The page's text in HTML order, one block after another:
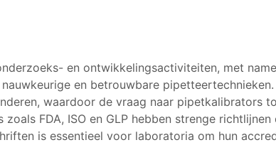
en ontwikkelingsactiviteiten, met
en betrouwbare
waardoor de vraag naar pipetkalibrators
zoals FDA, ISO en GLP hebben strenge
is essentieel voor laboratoria om hun